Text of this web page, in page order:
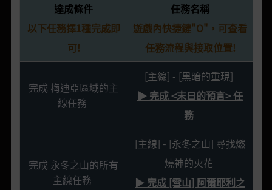
達成條件
以下任務擇1種完成即
可!
任務名稱
遊戲內快捷鍵"O"，可查看
任務流程與接取位置!
完成 梅迪亞區域的主
線任務
[主線] - [黑暗的重現]
▶ 完成 <末日的預言> 任
務
完成 永冬之山的所有
主線任務
[主線] - [永冬之山] 尋找燃
燒神的火花
▶ 完成 [雪山] 阿爾耶利之